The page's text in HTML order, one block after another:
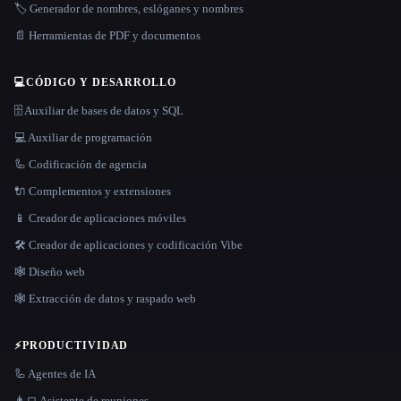
🏷️ Generador de nombres, eslóganes y nombres
📄 Herramientas de PDF y documentos
💻CÓDIGO Y DESARROLLO
🗄️ Auxiliar de bases de datos y SQL
💻 Auxiliar de programación
🦾 Codificación de agencia
🔌 Complementos y extensiones
📱 Creador de aplicaciones móviles
🛠️ Creador de aplicaciones y codificación Vibe
🕸 Diseño web
🕸️ Extracción de datos y raspado web
⚡PRODUCTIVIDAD
🦾 Agentes de IA